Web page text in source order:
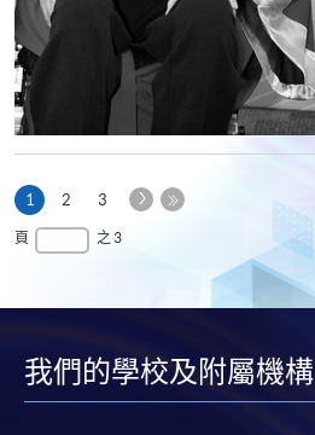
1 本
頁
2 3
下
頁 之 3
我們的學校及附屬機構